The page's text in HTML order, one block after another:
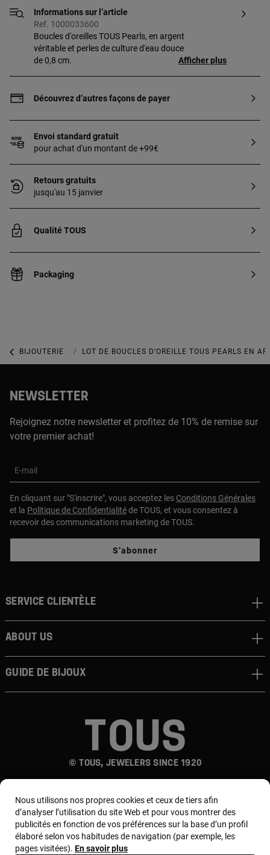
Informations sur l’article
Ref. 1000033600
Boucles d'oreilles TOUS Pearls, en argent
véritable et perles de culture d'eau douce
de 0,8 cm.
Afficher plus
Découvrez d’autres façons de payer
Envoi standard gratuit
pour achat d'un montant de +99€
Retours gratuits
jusqu'au 15 janvier
Qualité TOUS
Packaging
BIJOUTERIE BIJOUX AVEC DES PERLES
LOT DE BOUCLES D’OREILLE TOUS PEARLS EN
NEWSLETTER
Rejoignez notre newsletter et profitez de 10% de remise sur
votre premier achat!
E-mail
En cliquant sur "S'inscrire", vous acceptez les Conditions Générales
et la Politique de Confidentialitéde TOUS, et vous consentez à
recevoir des communications marketing de TOUS.
S’abonner
© TOUS, JEWELERS SINCE 1920
Service clientèle
About us
Guide de bijoux
Pays et devise :France / Euro
Nous utilisons nos propres cookies et ceux de tiers afin
d’analyser l’utilisation du site Web et pour vous montrer des
publicités en fonction de vos préférences sur la base d’un profil
élaboré selon vos habitudes de navigation (par exemple, les
pages visitées). En savoir plus